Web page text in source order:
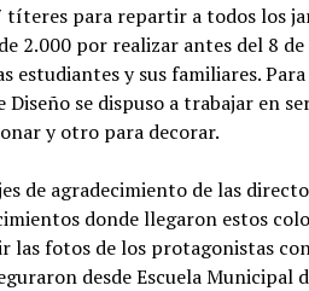
títeres para repartir a todos los
2.000 por realizar antes del 8
estudiantes y sus familiares.
se dispuso a trabajar en
y otro para decorar.
de agradecimiento de las
donde llegaron estos
las fotos de los protagonistas
desde Escuela Municipal